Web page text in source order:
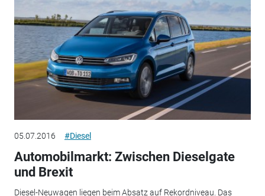
05.07.2016 #Diesel
Automobilmarkt: Zwischen Dieselgate
und Brexit
Diesel-Neuwagen liegen beim Absatz auf Rekordniveau. Das